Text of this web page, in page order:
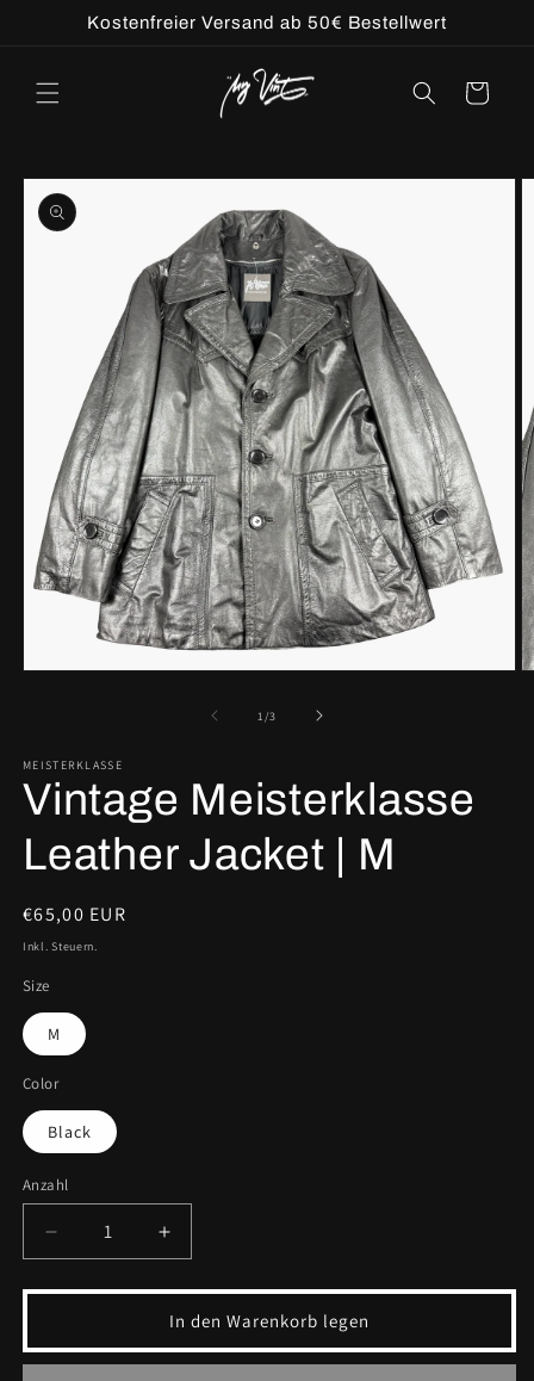
Kostenfreier Versand ab 50€ Bestellwert
Warenkorb
1/von
3
MEISTERKLASSE
Vintage Meisterklasse
Leather Jacket | M
Normaler
Preis
€65,00 EUR
Inkl. Steuern.
Size
M
Color
Black
Anzahl
Verringere
die
Menge
Vintage
Meisterklasse
Erhöhe
die
Menge
für
Vintage
Meisterklasse
In den Warenkorb legen